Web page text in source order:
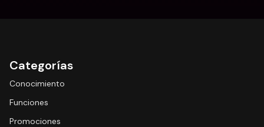
Categorías
Conocimiento
Funciones
Promociones